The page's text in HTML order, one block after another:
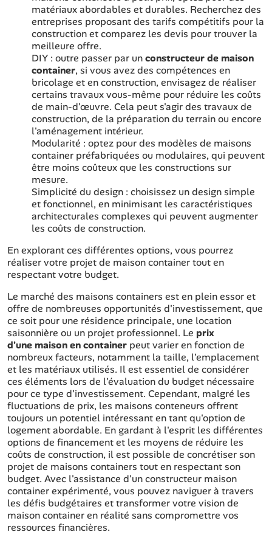
matériaux abordables et durables. Recherchez des
entreprises proposant des tarifs compétitifs pour la
construction et comparez les devis pour trouver la
meilleure offre.
DIY : outre passer par unconstructeur de maison
container, si vous avez des compétences en
bricolage et en construction, envisagez de réaliser
certains travaux vous-même pour réduire les coûts
de main-d'œuvre. Cela peut s'agir des travaux de
construction, de la préparation du terrain ou encore
l'aménagement intérieur.
Modularité : optez pour des modèles de maisons
container préfabriquées ou modulaires, qui peuvent
être moins coûteux que les constructions sur
mesure.
Simplicité du design : choisissez un design simple
et fonctionnel, en minimisant les caractéristiques
architecturales complexes qui peuvent augmenter
les coûts de construction.
En explorant ces différentes options, vous pourrez
réaliser votre projet de maison container tout en
respectant votre budget.
Le marché des maisons containers est en plein essor et
offre de nombreuses opportunités d'investissement, que
ce soit pour une résidence principale, une location
saisonnière ou un projet professionnel. Le prix
d'une maison en container peut varier en fonction de
nombreux facteurs, notamment la taille, l'emplacement
et les matériaux utilisés. Il est essentiel de considérer
ces éléments lors de l'évaluation du budget nécessaire
pour ce type d'investissement. Cependant, malgré les
fluctuations de prix, les maisons conteneurs offrent
toujours un potentiel intéressant en tant qu'option de
logement abordable. En gardant à l'esprit les différentes
options de financement et les moyens de réduire les
coûts de construction, il est possible de concrétiser son
projet de maisons containers tout en respectant son
budget. Avec l'assistance d'un constructeur maison
container expérimenté, vous pouvez naviguer à travers
les défis budgétaires et transformer votre vision de
maison container en réalité sans compromettre vos
ressources financières.